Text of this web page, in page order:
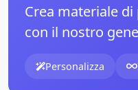
Crea materiale
con il nostro
Personalizza